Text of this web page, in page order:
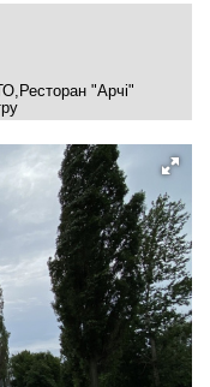
"Арчі"